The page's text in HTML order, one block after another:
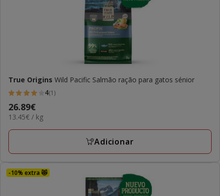
True Origins Wild Pacific Salmão ração para gatos sénior
4
estrelas
com
1
4(1)
Preço
26.89€
26.89€
13.45€
KG
13.45€ / kg
Adicionar
-10% extra 😻